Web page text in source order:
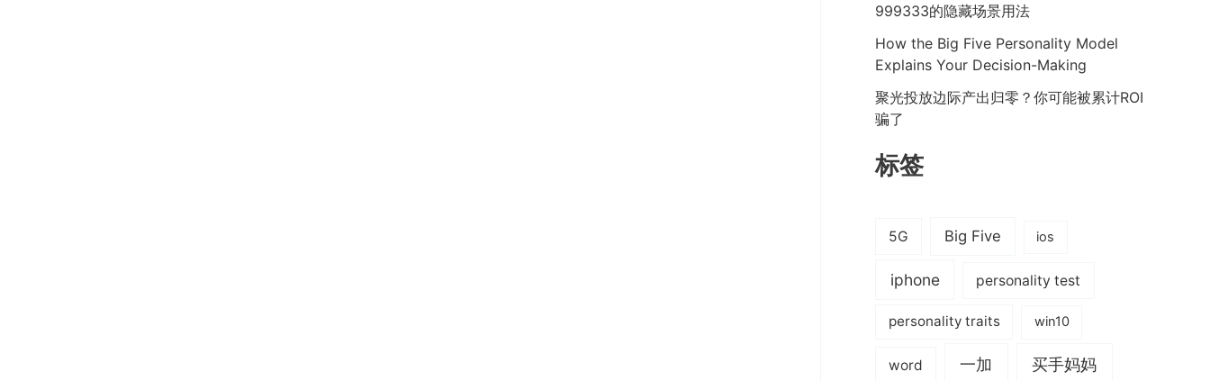
999333的隐藏场景用法
How the Big Five Personality Model
Explains Your Decision-Making
聚光投放边际产出归零？你可能被累计ROI
骗了
标签
5G Big Five ios
iphone personality test
personality traits win10
word 一加 买手妈妈